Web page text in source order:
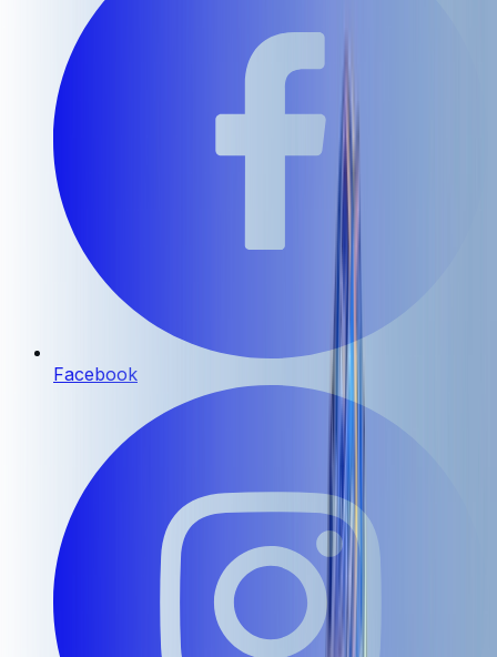
Facebook